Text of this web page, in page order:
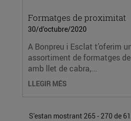
Formatges de proximitat
30/d’octubre/2020
A Bonpreu i Esclat t’oferim
assortiment de formatges
amb llet de cabra,...
LLEGIR MÉS
S'estan mostrant 265 - 270 de